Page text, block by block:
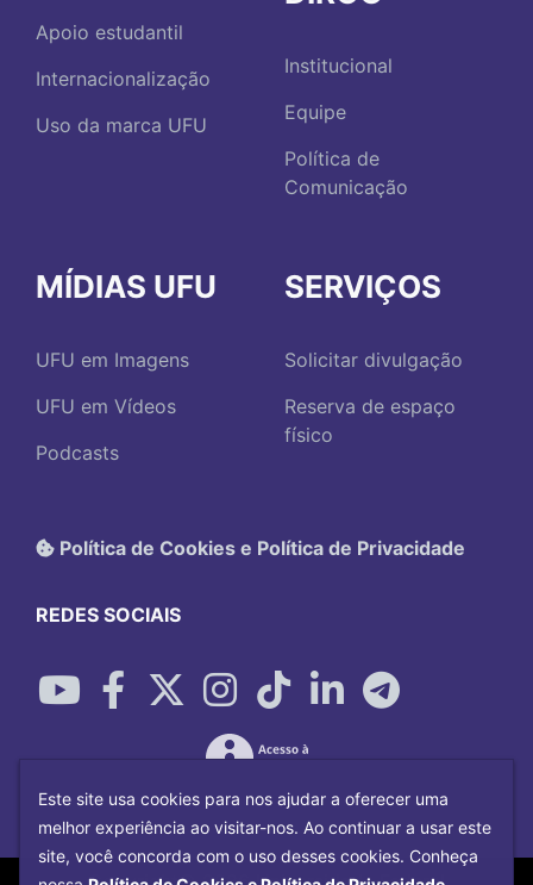
Apoio estudantil
Internacionalização
Uso da marca UFU
Institucional
Equipe
Política de
Comunicação
MÍDIAS UFU
UFU em Imagens
UFU em Vídeos
Podcasts
SERVIÇOS
Solicitar divulgação
Reserva de espaço
físico
Política de Cookies e Política de Privacidade
REDES SOCIAIS
Este site usa cookies para nos ajudar a oferecer uma
melhor experiência ao visitar-nos. Ao continuar a usar este
site, você concorda com o uso desses cookies. Conheça